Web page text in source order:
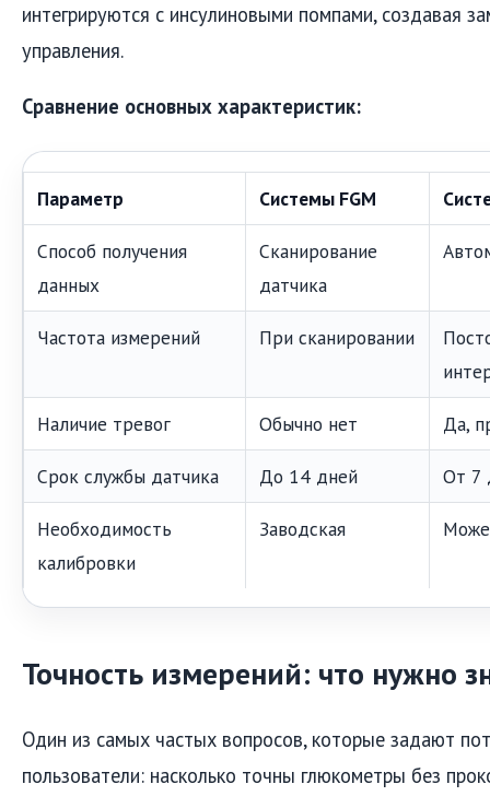
интегрируются с инсулиновыми помпами, создавая
управления.
Сравнение основных характеристик:
Параметр Системы FGM
Способ получения
данных
Сканирование
датчика
Частота измерений При сканировании
Наличие тревог Обычно нет Да,
Срок службы датчика До 14 дней От 7
Необходимость
калибровки
Заводская
Точность измерений: что нужно
Один из самых частых вопросов, которые задают
пользователи: насколько точны глюкометры без